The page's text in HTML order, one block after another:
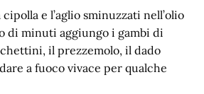
e l’aglio sminuzzati nell’olio
di minuti aggiungo i gambi di
il prezzemolo, il dado
a fuoco vivace per qualche